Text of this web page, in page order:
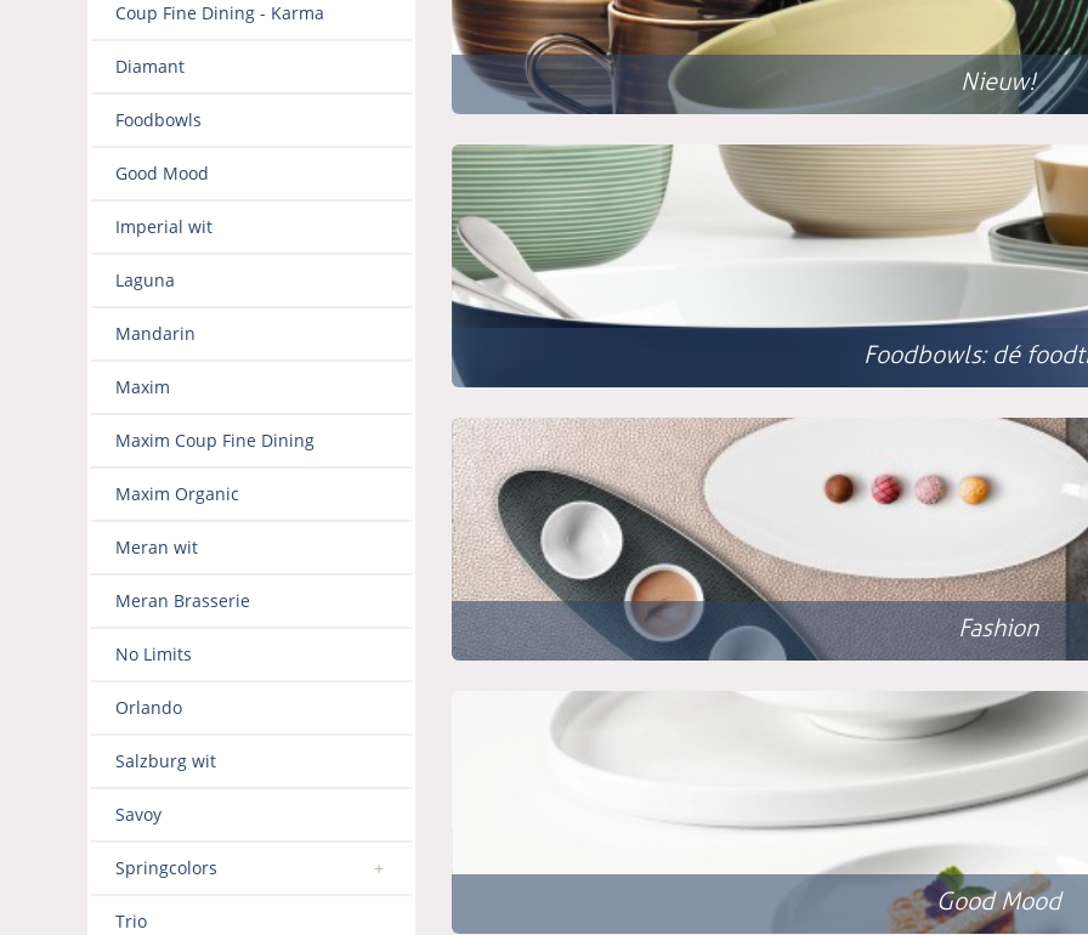
Coup Fine Dining - Karma
Diamant
Foodbowls
Good Mood
Imperial wit
Laguna
Mandarin
Maxim
Maxim Coup Fine Dining
Maxim Organic
Meran wit
Meran Brasserie
No Limits
Orlando
Salzburg wit
Savoy
Springcolors
Trio
Nieuw!
Foodbowls: dé
Fashion
Good Mood